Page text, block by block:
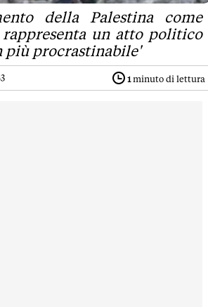
della Palestina come
rappresenta un atto politico
più procrastinabile'
1 minuto di lettura